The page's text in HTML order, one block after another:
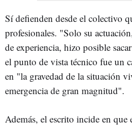
Sí defienden desde el colectivo
profesionales. "Solo su
de experiencia, hizo posible
el punto de vista técnico fue un
en "la gravedad de la situación
emergencia de gran magnitud".
Además, el escrito incide en que